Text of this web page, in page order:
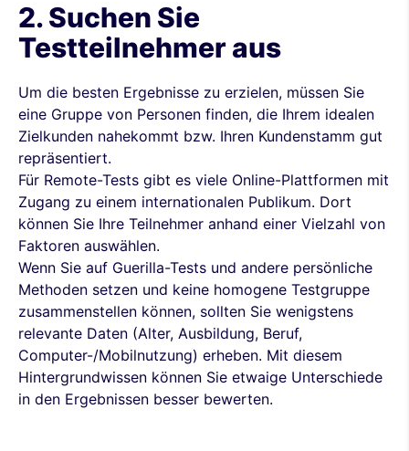
2. Suchen Sie
Testteilnehmer aus
Um die besten Ergebnisse zu erzielen, müssen Sie
eine Gruppe von Personen finden, die Ihrem idealen
Zielkunden nahekommt bzw. Ihren Kundenstamm gut
repräsentiert.
Für Remote-Tests gibt es viele Online-Plattformen mit
Zugang zu einem internationalen Publikum. Dort
können Sie Ihre Teilnehmer anhand einer Vielzahl von
Faktoren auswählen.
Wenn Sie auf Guerilla-Tests und andere persönliche
Methoden setzen und keine homogene Testgruppe
zusammenstellen können, sollten Sie wenigstens
relevante Daten (Alter, Ausbildung, Beruf,
Computer-/Mobilnutzung) erheben. Mit diesem
Hintergrundwissen können Sie etwaige Unterschiede
in den Ergebnissen besser bewerten.